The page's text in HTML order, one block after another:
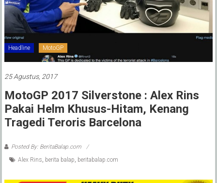
Headline MotoGP
25 Agustus, 2017
MotoGP 2017 Silverstone : Alex Rins
Pakai Helm Khusus-Hitam, Kenang
Tragedi Teroris Barcelona
Posted By: BeritaBalap.com
Alex Rins, berita balap, beritabalap.com